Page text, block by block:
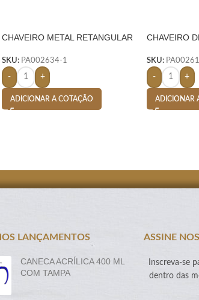
CHAVEIRO METAL RETANGULAR
SKU: PA002634-1
- +
ADICIONAR A COTAÇÃO
CHAVEIRO
SKU:
- +
ADICIONAR
LANÇAMENTOS
CANECA ACRÍLICA 400 ML
COM TAMPA
ASSINE
Inscreva-se
dentro das